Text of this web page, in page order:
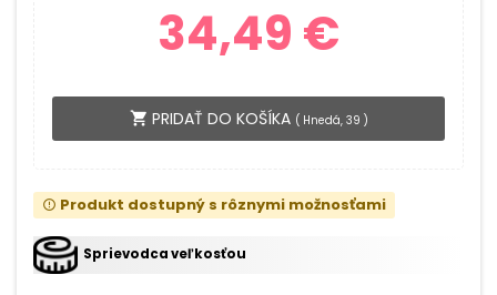
34,49 €
shopping_cart PRIDAŤ DO KOŠÍKA ( Hnedá, 39 )
error_outline Produkt dostupný s rôznymi možnosťami
Sprievodca veľkosťou